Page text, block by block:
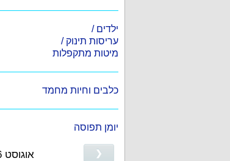
ילדים /
עריסות תינוק /
מיטות מתקפלות
כלבים וחיות מחמד
יומן תפוסה
אוגוסט 2026 ❮